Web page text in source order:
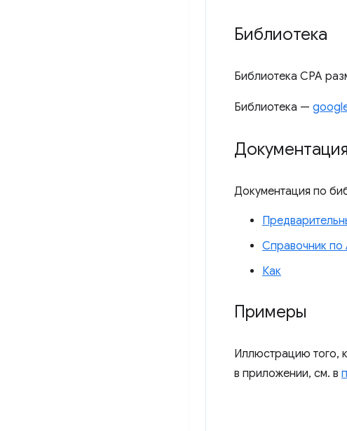
Библиотека
Библиотека CPA
Библиотека —
Документация
Документация по
Справочник по
Как
Примеры
Иллюстрацию того,
в приложении, см. в